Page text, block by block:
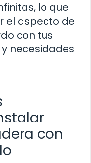
lo que
el aspecto de
con tus
necesidades
con